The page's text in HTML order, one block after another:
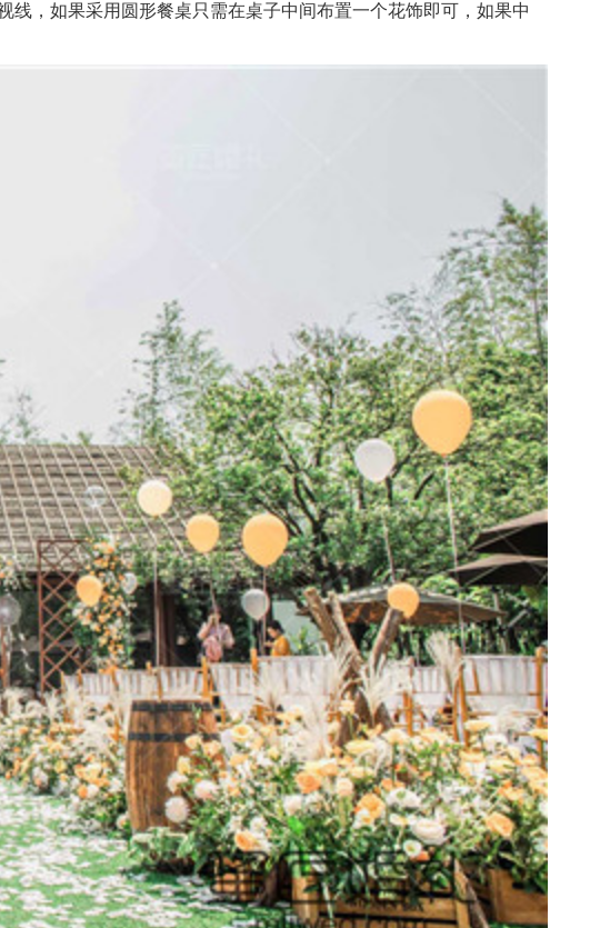
，如果采用圆形餐桌只需在桌子中间布置一个花饰即可，如果中